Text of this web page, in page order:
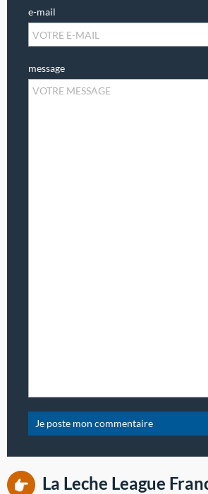
e-mail
message
La Leche League